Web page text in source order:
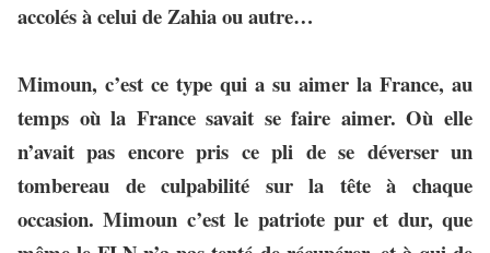
accolés à celui de Zahia ou autre…
Mimoun, c’est ce type qui a su aimer la France, au
temps où la France savait se faire aimer. Où elle
n’avait pas encore pris ce pli de se déverser un
tombereau de culpabilité sur la tête à chaque
occasion. Mimoun c’est le patriote pur et dur, que